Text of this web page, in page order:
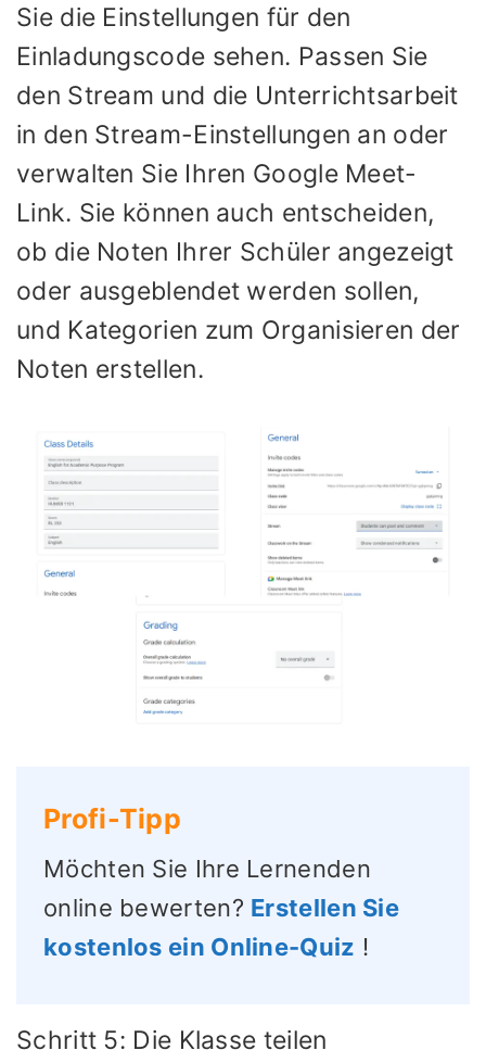
Sie die Einstellungen für den
Einladungscode sehen. Passen Sie
den Stream und die Unterrichtsarbeit
in den Stream-Einstellungen an oder
verwalten Sie Ihren Google Meet-
Link. Sie können auch entscheiden,
ob die Noten Ihrer Schüler angezeigt
oder ausgeblendet werden sollen,
und Kategorien zum Organisieren der
Noten erstellen.
Profi-Tipp
Möchten Sie Ihre Lernenden
online bewerten? Erstellen Sie
kostenlos ein Online-Quiz !
Schritt 5: Die Klasse teilen